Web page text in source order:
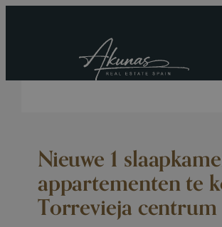
Nieuwe 1
appartementen te
Torrevieja centrum